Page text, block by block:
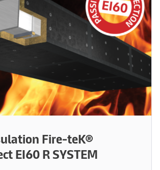
Fire-teK®
EI60 R SYSTEM